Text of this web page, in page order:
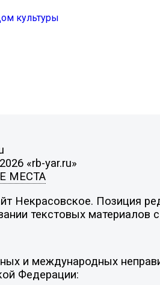
культуры
«rb-yar.ru»
МЕСТА
Некрасовское. Позиция
текстовых материалов
и международных
Федерации: